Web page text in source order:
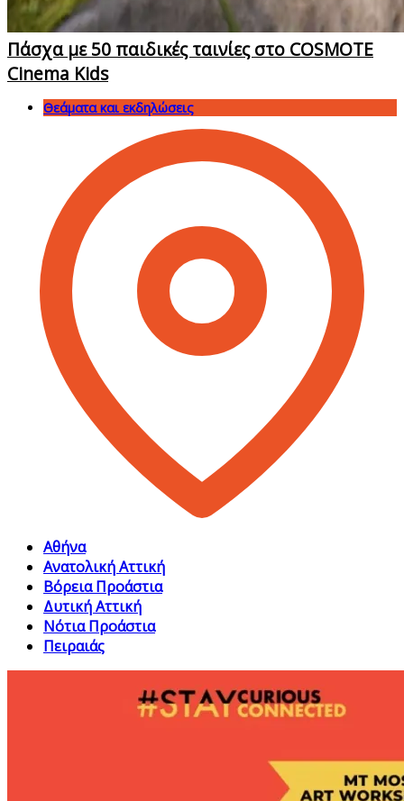
Πάσχα με 50 παιδικές ταινίες στο COSMOTE
Cinema Kids
Θεάματα και εκδηλώσεις
Αθήνα
Ανατολική Αττική
Βόρεια Προάστια
Δυτική Αττική
Νότια Προάστια
Πειραιάς